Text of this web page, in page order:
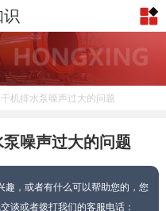
机排水泵噪声过大的问题
噪声过大的问题
趣，或者有什么可以帮助您的，您
谈或者拨打我们的客服电话：